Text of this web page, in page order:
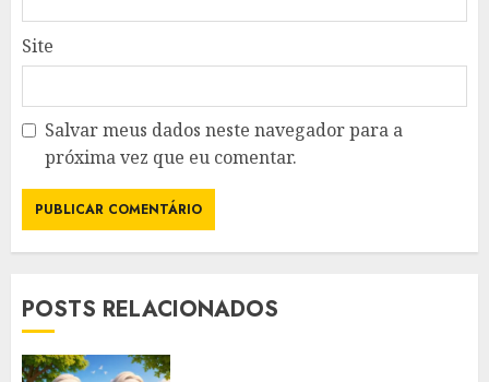
Site
Salvar meus dados neste navegador para a
próxima vez que eu comentar.
POSTS RELACIONADOS